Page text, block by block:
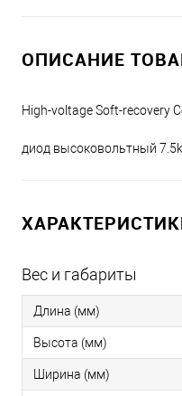
ОПИСАНИЕ
High-voltage Soft-recovery
диод высоковольтный
Вес и габариты
Длина (мм)
Высота (мм)
Ширина (мм)